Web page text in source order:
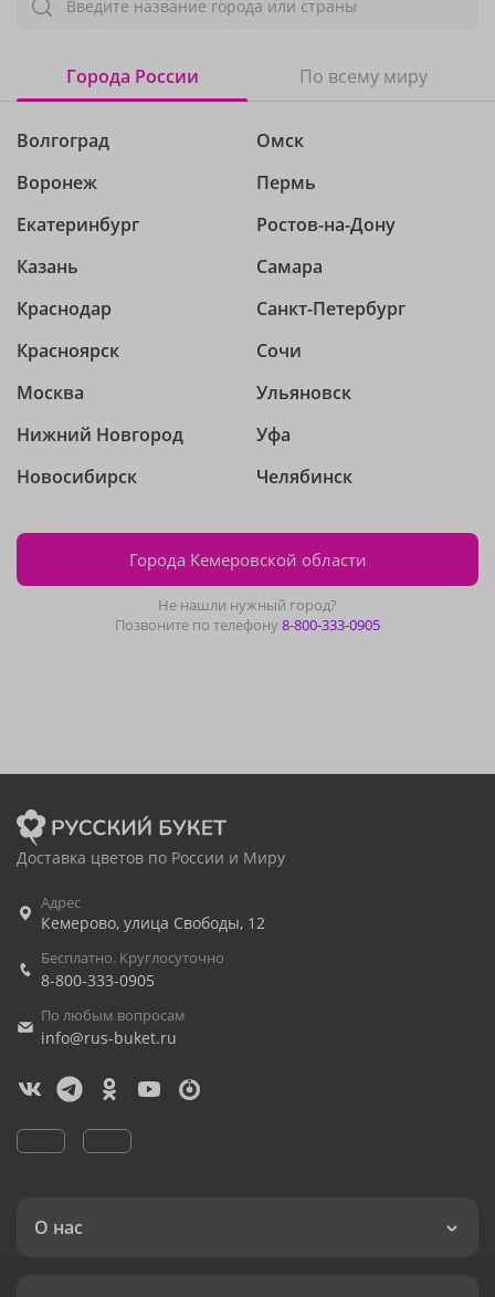
Введите название города или страны
Города России По всему миру
Волгоград
Воронеж
Екатеринбург
Казань
Краснодар
Красноярск
Москва
Нижний Новгород
Новосибирск
Омск
Пермь
Ростов-на-Дону
Самара
Санкт-Петербург
Сочи
Ульяновск
Уфа
Челябинск
Города Кемеровской области
Не нашли нужный город?
Позвоните по телефону8-800-333-0905
Доставка цветов по России и Миру
Адрес
Кемерово, улица Свободы, 12
Бесплатно. Круглосуточно
8-800-333-0905
По любым вопросам
info@rus-buket.ru
О нас